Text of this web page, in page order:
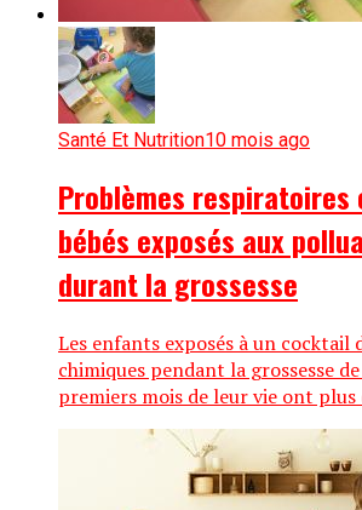
Santé Et Nutrition10 mois ago
Problèmes respiratoires
bébés exposés aux
durant la grossesse
Les enfants exposés à un cocktail
chimiques pendant la grossesse
premiers mois de leur vie ont plus